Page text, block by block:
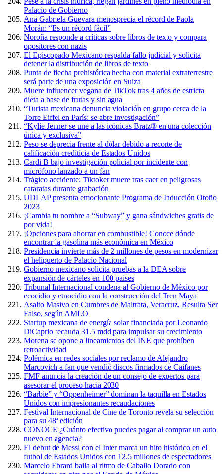
Palacio de Gobierno
Ana Gabriela Guevara menosprecia el récord de Paola
Morán: “Es un récord fácil”
Noroña responde a críticas sobre libros de texto y compara
opositores con nazis
El Episcopado Mexicano respalda fallo judicial y solicita
detener la distribución de libros de texto
Punta de flecha prehistórica hecha con material extraterrestre
será parte de una exposición en Suiza
Muere influencer vegana de TikTok tras 4 años de estricta
dieta a base de frutas y sin agua
“Turista mexicana denuncia violación en grupo cerca de la
Torre Eiffel en París: se abre investigación”
“Kylie Jenner se une a las icónicas Bratz® en una colección
única y exclusiva”
Peso se deprecia frente al dólar debido a recorte de
calificación crediticia de Estados Unidos
Cardi B bajo investigación policial por incidente con
micrófono lanzado a un fan
Trágico accidente: Tiktoker muere tras caer en peligrosas
cataratas durante grabación
UDLAP presenta emocionante Programa de Inducción Otoño
2023
¡Cambia tu nombre a “Subway” y gana sándwiches gratis de
por vida!
¡Opciones para ahorrar en combustible! Conoce dónde
encontrar la gasolina más económica en México
Presidencia invierte más de 2 millones de pesos en modernizar
el helipuerto de Palacio Nacional
Gobierno mexicano solicita pruebas a la DEA sobre
expansión de cárteles en 100 países
Tribunal Internacional condena al Gobierno de México por
ecocidio y etnocidio con la construcción del Tren Maya
Asalto Masivo en Cumbres de Maltrata, Veracruz, Resulta Ser
Falso, según AMLO
Startup mexicana de energía solar financiada por Leonardo
DiCaprio recauda 31.5 mdd para impulsar su crecimiento
Morena se opone a lineamientos del INE que prohíben
retroactividad
Polémica en redes sociales por reclamo de Alejandro
Marcovich a fan que vendió discos firmados de Caifanes
FMF anuncia la creación de un consejo de expertos para
asesorar el proceso hacia 2030
“Barbie” y “Oppenheimer” dominan la taquilla en Estados
Unidos con impresionantes recaudaciones
Festival Internacional de Cine de Toronto revela su selección
para su 48ª edición
CONOCE ¿Cuánto efectivo puedes pagar al comprar un auto
nuevo en agencia?
El debut de Messi con el Inter marca un hito histórico en el
futbol de Estados Unidos con 12.5 millones de espectadores
Marcelo Ebrard baila al ritmo de Caballo Dorado con